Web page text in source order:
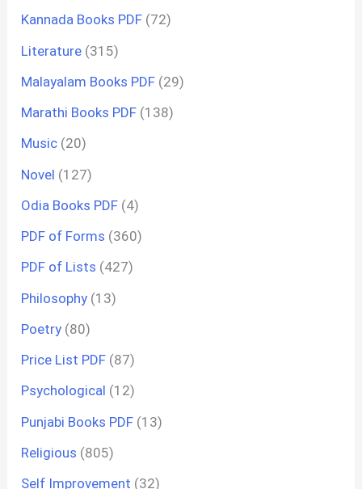
Kannada Books PDF (72)
Literature (315)
Malayalam Books PDF (29)
Marathi Books PDF (138)
Music (20)
Novel (127)
Odia Books PDF (4)
PDF of Forms (360)
PDF of Lists (427)
Philosophy (13)
Poetry (80)
Price List PDF (87)
Psychological (12)
Punjabi Books PDF (13)
Religious (805)
Self Improvement (32)